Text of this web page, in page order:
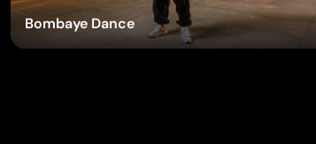
Experimente os efeitos
Bombaye Dance